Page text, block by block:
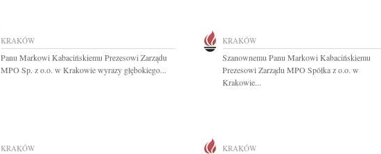
KRAKÓW
Panu Markowi Kabacińskiemu Prezesowi Zarządu
MPO Sp. z o.o. w Krakowie wyrazy głębokiego...
KRAKÓW
Szanownemu Panu Markowi Kabacińskiemu
Prezesowi Zarządu MPO Spółka z o.o. w
Krakowie...
KRAKÓW KRAKÓW